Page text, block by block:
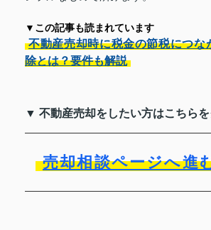
▼この記事も読まれています
不動産売却時に税金の節税につな
除とは？要件も解説
▼ 不動産売却をしたい方はこちら
売却相談ページへ進